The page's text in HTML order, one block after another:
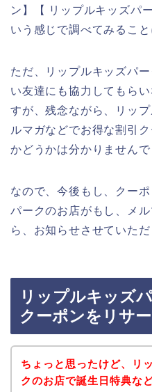
ン】【 リップルキッズパ
いう感じで調べてみること
ただ、リップルキッズパ
い友達にも協力してもら
すが、残念ながら、リッ
ルマガなどでお得な割引
かどうかは分かりませんで
なので、今後もし、クー
パークのお店がもし、メ
ら、お知らせさせていた
リップルキッズ
クーポンをリサ
ちょっと思ったけど、リ
クのお店で誕生日特典な